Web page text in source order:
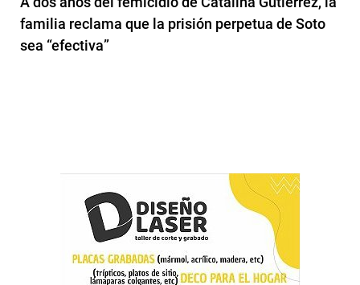
familia reclama que la prisión perpetua de Soto
sea “efectiva”